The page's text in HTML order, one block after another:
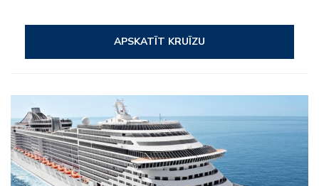
APSKATĪT KRUĪZU
– Viss iekļauts
– Izklaide
– Uz kuģa aktivitātes